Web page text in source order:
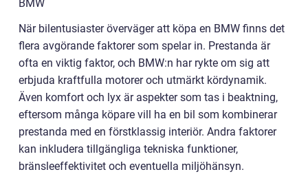
BMW
När bilentusiaster överväger att köpa en BMW finns det
flera avgörande faktorer som spelar in. Prestanda är
ofta en viktig faktor, och BMW:n har rykte om sig att
erbjuda kraftfulla motorer och utmärkt kördynamik.
Även komfort och lyx är aspekter som tas i beaktning,
eftersom många köpare vill ha en bil som kombinerar
prestanda med en förstklassig interiör. Andra faktorer
kan inkludera tillgängliga tekniska funktioner,
bränsleeffektivitet och eventuella miljöhänsyn.